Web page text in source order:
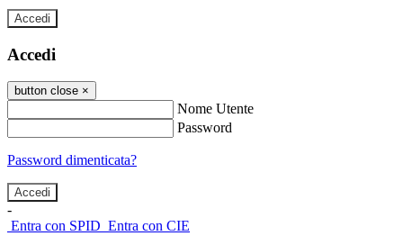
Accedi
Accedi
button close ×
Nome Utente
Password
Password dimenticata?
-
Entra con SPID Entra con CIE